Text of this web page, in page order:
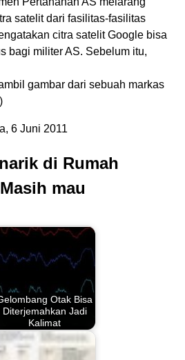
satelit dari fasilitas-fasilitas
citra satelit Google bisa
bagi militer AS. Sebelum itu,
gambar dari sebuah markas
6 Juni 2011
di Rumah
mau
Otak Bisa
Diterjemahkan Jadi
Kalimat